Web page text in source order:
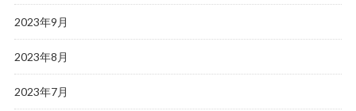
2023年9月
2023年8月
2023年7月